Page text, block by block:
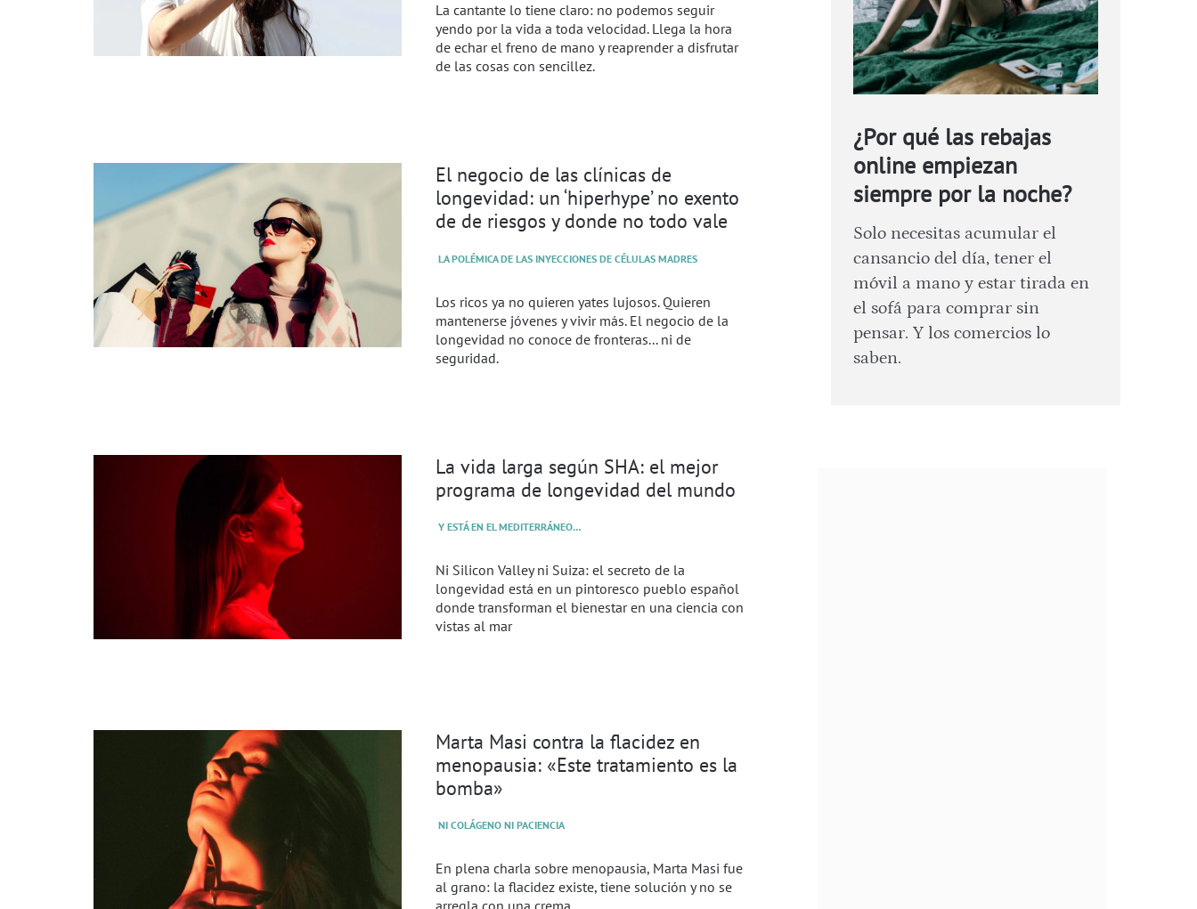
La cantante lo tiene claro: no podemos seguir
yendo por la vida a toda velocidad. Llega la hora
de echar el freno de mano y reaprender a disfrutar
de las cosas con sencillez.
El negocio de las clínicas de
longevidad: un ‘hiperhype’ no exento
de de riesgos y donde no todo vale
LA POLÉMICA DE LAS INYECCIONES DE CÉLULAS MADRES
Los ricos ya no quieren yates lujosos. Quieren
mantenerse jóvenes y vivir más. El negocio de la
longevidad no conoce de fronteras... ni de
seguridad.
La vida larga según SHA: el mejor
programa de longevidad del mundo
Y ESTÁ EN EL MEDITERRÁNEO…
Ni Silicon Valley ni Suiza: el secreto de la
longevidad está en un pintoresco pueblo español
donde transforman el bienestar en una ciencia con
vistas al mar
Marta Masi contra la flacidez en
menopausia: «Este tratamiento es la
bomba»
NI COLÁGENO NI PACIENCIA
En plena charla sobre menopausia, Marta Masi fue
al grano: la flacidez existe, tiene solución y no se
¿Por qué las rebajas
online empiezan
siempre por la noche?
Solo necesitas acumular el
cansancio del día, tener el
móvil a mano y estar tirada en
el sofá para comprar sin
pensar. Y los comercios lo
saben.